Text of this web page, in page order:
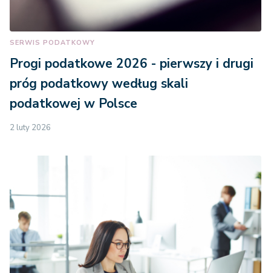
SERWIS PODATKOWY
Progi podatkowe 2026 - pierwszy i drugi
próg podatkowy według skali
podatkowej w Polsce
2 luty 2026